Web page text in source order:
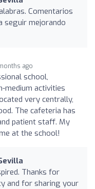
Comentarios
seguir mejorando
ago
school,
medium activities
very centrally,
The cafeteria has
patient staff. My
at the school!
Thanks for
and for sharing your